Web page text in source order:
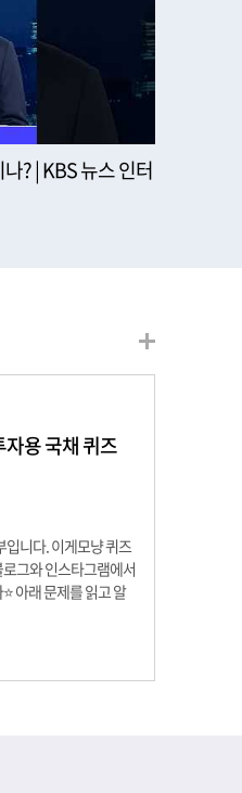
? | KBS 뉴스 인터
용 국채 퀴즈
니다. 이게모냥 퀴즈
로그와 인스타그램에서
아래 문제를 읽고 알
보다 발행규모를 100
3월에 발행 예정인 ⎾